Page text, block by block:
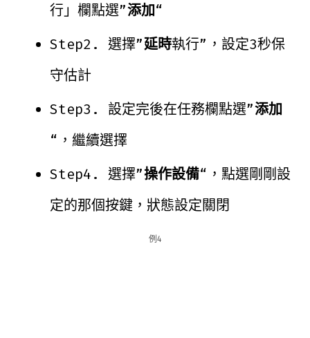
行」欄點選”添加“
Step2. 選擇”延時執行”，設定3秒保
守估計
Step3. 設定完後在任務欄點選”添加
“，繼續選擇
Step4. 選擇”操作設備“，點選剛剛設
定的那個按鍵，狀態設定關閉
例4